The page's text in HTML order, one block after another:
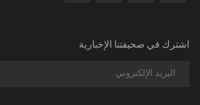
اشترك في صحيفتنا الإخبارية